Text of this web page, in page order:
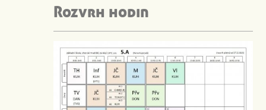
Rozvrh hodin